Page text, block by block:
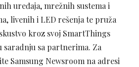
uređaja, mrežnih sustema i
livenih i LED rešenja te pruža
kroz svoj SmartThings
saradnju sa partnerima. Za
Samsung Newsroom na adresi